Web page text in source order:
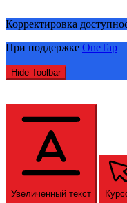
Корректировка
При поддержке OneTap
Hide Toolbar
Увеличенный текст